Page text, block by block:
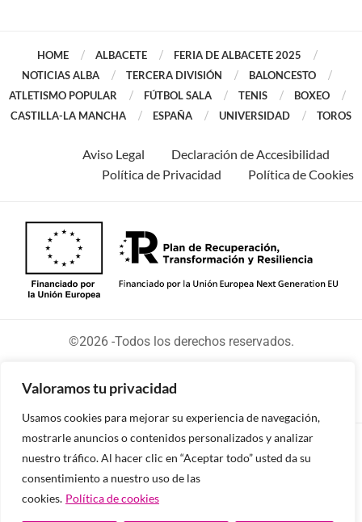
Valoramos tu privacidad
Usamos cookies para mejorar su experiencia de navegación,
mostrarle anuncios o contenidos personalizados y analizar
nuestro tráfico. Al hacer clic en “Aceptar todo” usted da su
consentimiento a nuestro uso de las
cookies. Política de cookies
HOME ALBACETE
FERIA DE ALBACETE 2025
NOTICIAS ALBA
TERCERA DIVISIÓN
BALONCESTO
ATLETISMO POPULAR
FÚTBOL SALA TENIS
BOXEO
CASTILLA-LA MANCHA
ESPAÑA UNIVERSIDAD TOROS
Aviso Legal
Declaración de Accesibilidad
Política de Privacidad
Política de Cookies
©2026 -Todos los derechos reservados.
Diseñado y desarrollado por tu equipo Imedia
Comunicación